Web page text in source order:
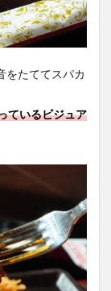
をたててスパカ
ているビジュア